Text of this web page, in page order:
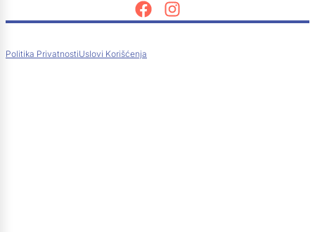
Politika PrivatnostiUslovi Korišćenja